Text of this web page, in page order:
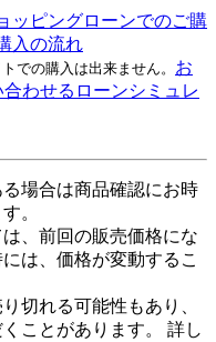
ッピングローンでのご購
入の流れ
での購入は出来ません。 お
わせる ローンシミュレ
場合は商品確認にお時
。
、前回の販売価格にな
は、価格が変動するこ
切れる可能性もあり、
ことがあります。 詳し